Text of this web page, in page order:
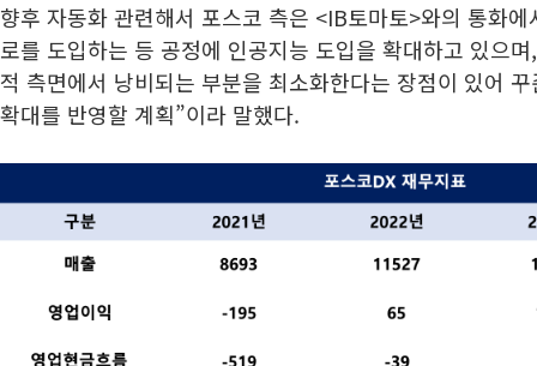
향후 자동화 관련해서 포스코 측은 <IB토마토>와의 통화
로를 도입하는 등 공정에 인공지능 도입을 확대하고 있으
적 측면에서 낭비되는 부분을 최소화한다는 장점이 있어
확대를 반영할 계획”이라 말했다.